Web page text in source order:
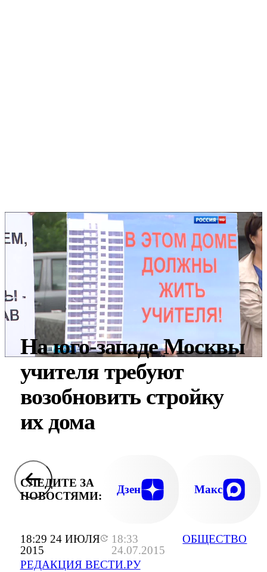
18:29 24 ИЮЛЯ
2015
18:33
24.07.2015
РЕДАКЦИЯ ВЕСТИ.РУ
ОБЩЕСТВО
На юго-западе Москвы
учителя требуют
возобновить стройку
их дома
СЛЕДИТЕ ЗА
НОВОСТЯМИ:
Дзен Макс